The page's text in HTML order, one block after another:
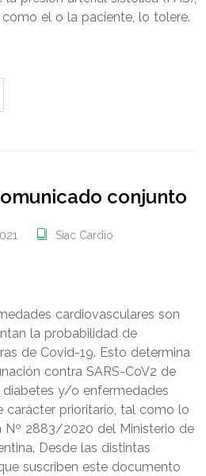
el o la paciente, lo tolere.
conjunto
Siac Cardio
cardiovasculares son
la probabilidad de
de Covid-19. Esto determina
contra SARS-CoV2 de
y/o enfermedades
carácter prioritario, tal como lo
Nº 2883/2020 del Ministerio de
Desde las distintas
suscriben este documento